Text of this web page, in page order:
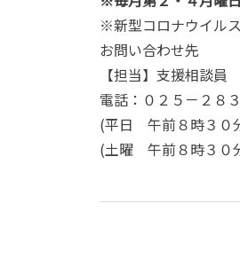
※新型コロナウイル
お問い合わせ先
【担当】支援相談
電話：０２５－２８
(平日 午前８時３０
(土曜 午前８時３０